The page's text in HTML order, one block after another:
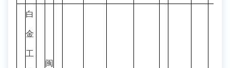
白
金
工
闽